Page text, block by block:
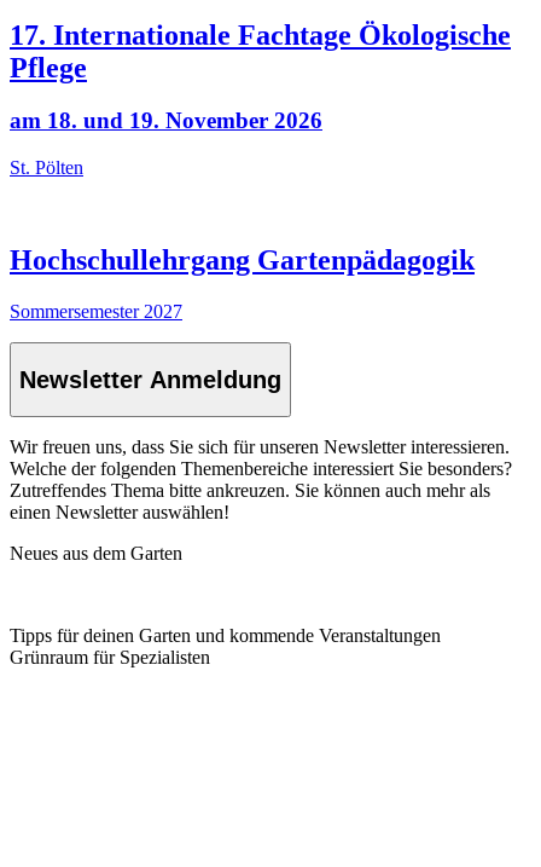
17. Internationale Fachtage Ökologische
Pflege
am 18. und 19. November 2026
St. Pölten
Hochschullehrgang Gartenpädagogik
Sommersemester 2027
Newsletter Anmeldung
Wir freuen uns, dass Sie sich für unseren Newsletter interessieren.
Welche der folgenden Themenbereiche interessiert Sie besonders?
Zutreffendes Thema bitte ankreuzen. Sie können auch mehr als
einen Newsletter auswählen!
Neues aus dem Garten
Tipps für deinen Garten und kommende Veranstaltungen
Grünraum für Spezialisten